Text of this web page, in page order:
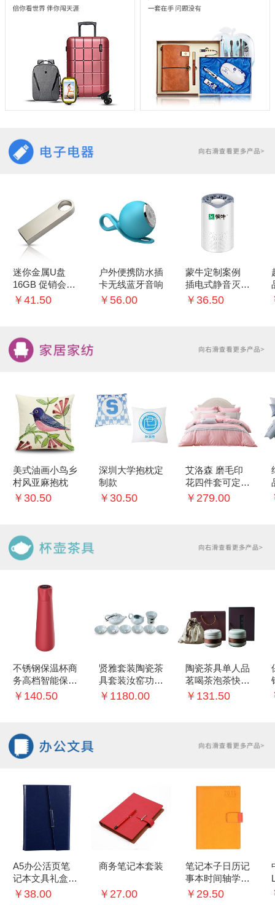
迷你金属U盘
16GB 促销会议
礼品
￥41.50
户外便携防水插
卡无线蓝牙音响
￥56.00
蒙牛定制案例
插电式静音灭蚊
灯家用室内灭蚊
￥36.50
美式油画小鸟乡
村风亚麻抱枕
￥30.50
深圳大学抱枕定
制款
￥30.50
艾洛森 磨毛印
花四件套可定制
logo
￥279.00
不锈钢保温杯商
务高档智能保温
杯创意礼品杯
￥140.50
贤雅套装陶瓷茶
具套装汝窑功夫
茶壶品茗茶杯镶
￥1180.00
陶瓷茶具单人品
茗喝茶泡茶快客
杯过滤茶杯便携
￥131.50
A5办公活页笔
记本文具礼盒记
事本签字笔商务
￥38.00
商务笔记本套装
￥27.00
笔记本子日历记
事本时间轴学生
每日计划手账本
￥29.50